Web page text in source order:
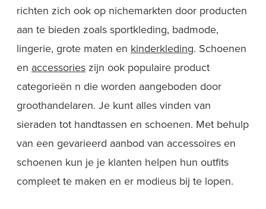
richten zich ook op nichemarkten door producten
aan te bieden zoals sportkleding, badmode,
lingerie, grote maten en kinderkleding. Schoenen
en accessories zijn ook populaire product
categorieën n die worden aangeboden door
groothandelaren. Je kunt alles vinden van
sieraden tot handtassen en schoenen. Met behulp
van een gevarieerd aanbod van accessoires en
schoenen kun je je klanten helpen hun outfits
compleet te maken en er modieus bij te lopen.